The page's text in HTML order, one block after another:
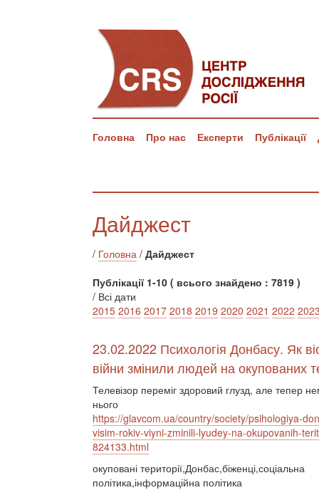
Головна Про нас Експерти Публікації
Дайджест
/ Головна / Дайджест
Публікації 1-10 ( всього знайдено : 7819 )
/ Всі дати
2015 2016 2017 2018 2019 2020 2021 2022
23.02.2022 Психологія Донбасу. Як
війни змінили людей на окупованих
Телевізор переміг здоровий глузд, але тепер
нього
https://glavcom.ua/country/society/psihologiya-
visim-rokiv-viyni-zminili-lyudey-na-okupovanih-
824133.html
окуповані території,Донбас,біженці,соціальна
політика,інформаційна політика